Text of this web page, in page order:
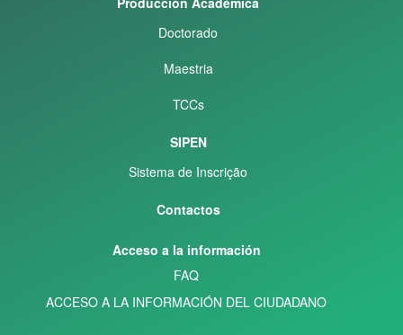
Doctorado
Maestria
TCCs
SIPEN
Sistema de Inscrição
Contactos
Acceso a la información
FAQ
ACCESO A LA INFORMACIÓN DEL CIUDADANO